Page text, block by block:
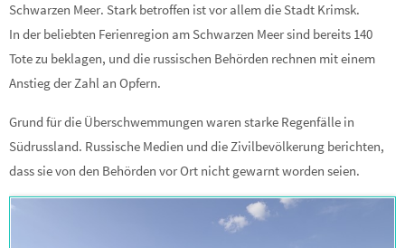
Schwarzen Meer. Stark betroffen ist vor allem die Stadt Krimsk.
In der beliebten Ferienregion am Schwarzen Meer sind bereits 140
Tote zu beklagen, und die russischen Behörden rechnen mit einem
Anstieg der Zahl an Opfern.
Grund für die Überschwemmungen waren starke Regenfälle in
Südrussland. Russische Medien und die Zivilbevölkerung berichten,
dass sie von den Behörden vor Ort nicht gewarnt worden seien.